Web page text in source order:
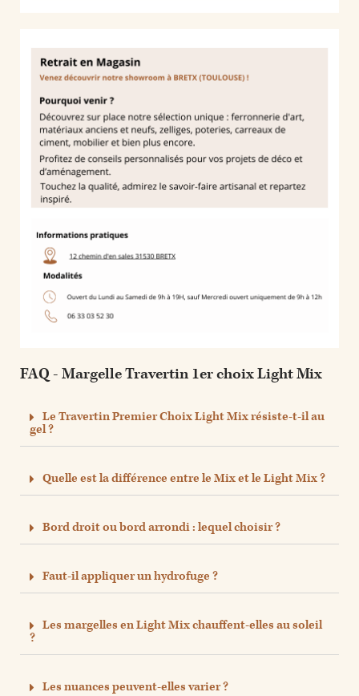
FAQ - Margelle Travertin 1er choix Light Mix
Le Travertin Premier Choix Light Mix résiste-t-il au
gel ?
Quelle est la différence entre le Mix et le Light Mix ?
Bord droit ou bord arrondi : lequel choisir ?
Faut-il appliquer un hydrofuge ?
Les margelles en Light Mix chauffent-elles au soleil
?
Les nuances peuvent-elles varier ?